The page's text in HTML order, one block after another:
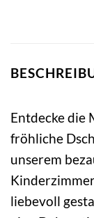
Entdecke die
fröhliche
unserem
liebevoll